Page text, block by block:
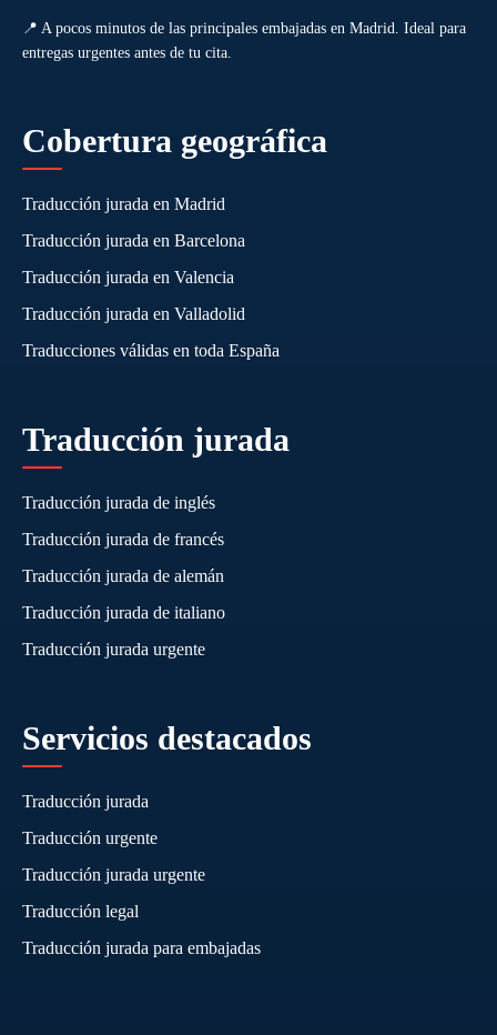
📍 A pocos minutos de las principales embajadas en Madrid. Ideal para
entregas urgentes antes de tu cita.
Cobertura geográfica
Traducción jurada en Madrid
Traducción jurada en Barcelona
Traducción jurada en Valencia
Traducción jurada en Valladolid
Traducciones válidas en toda España
Traducción jurada
Traducción jurada de inglés
Traducción jurada de francés
Traducción jurada de alemán
Traducción jurada de italiano
Traducción jurada urgente
Servicios destacados
Traducción jurada
Traducción urgente
Traducción jurada urgente
Traducción legal
Traducción jurada para embajadas